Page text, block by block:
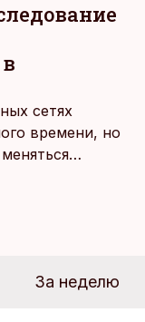
сетях
времени, но
За неделю